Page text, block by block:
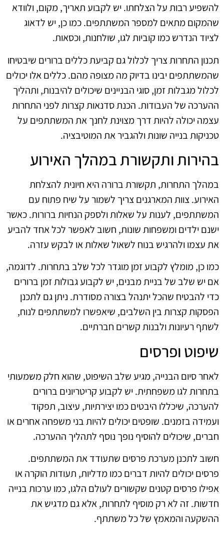
להשפיע רבות על הצלחתו. יש לקבוע תאריך, מקום, ולוודא
שהמקום מתאים למספר המשתתפים. כמו כן, יש לדאוג
לציוד הנדרש כמו קוביות לגו, שולחנות, וכסאות.
תכנון התחרות צריך לכלול גם קביעת כללים ברורים שיבטיחו
שהמשתתפים יבינו בדיוק מה מצופה מהם. כללים אלו יכולים
לכלול מגבלות זמן, סוגי הבניינים שיכולים להיבנות, ותהליך
ההערכה של העבודות. הכנת סדנאות קצרות לפני התחרות
עצמה יכולה להיות דרך מצוינת לחנך את המשתתפים על
טכניקות בנייה שונות ולהגביר את המוטיבציה.
בהירות ותקשורת במהלך האירוע
במהלך התחרות, תקשורת ברורה היא חיונית להצלחת
האירוע. צוות המארגנים צריך לשמור על שיח פתוח עם
המשתתפים, לענות על שאלות ולספק הנחיות ברורות. כאשר
ישנם ילדים ומשפחות שונות, חשוב לאפשר לכל אחד להביע
את עצמו ולהרגיש בנוח לשאול שאלות או לבקש עזרה.
כמו כן, מומלץ לקבוע זמן מוגדר לכל שלב בתחרות. לדוגמה,
אם יש שלב של בניית מבנים, יש לקבוע גבולות זמן ברורים
כדי להבטיח שהכל יתנהל בצורה מסודרת. ניתן גם לתכנן
הפסקות קצרות בין השלבים, שיאפשרו למשתתפים לנוח,
לשתף רעיונות ולבנות קשרים חברתיים.
שיפוט ופרסים
לאחר סיום הבנייה, מגיע שלב השיפוט, שהוא חלק משמעותי
בתחרות לגו משפחתית. יש לקבוע קריטריונים ברורים
להערכה, שיכללו היבטים כמו יצירתיות, עיצוב, תפקוד
ועמידה בזמנים. שופטים יכולים להיות בני משפחה אחרים או
חברים, שיכולים להוסיף נופך נוסף לתהליך ההערכה.
חשוב לתכנן מערכת פרסים שתעודד את המשתתפים.
פרסים יכולים להיות דברים כמו מדליות, תעודות הוקרה או
אפילו פרסים קטנים שקשורים לעולם הלגו, כמו ערכות בנייה
חדשות. זה לא רק מוסיף לתחרות, אלא גם מדגיש את
ההשקעה והמאמץ של כל משתתף.